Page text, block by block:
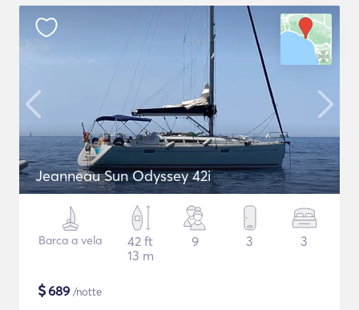
Jeanneau Sun Odyssey 42i
Barca a vela
42 ft
13 m
9 3 3
$689 /notte